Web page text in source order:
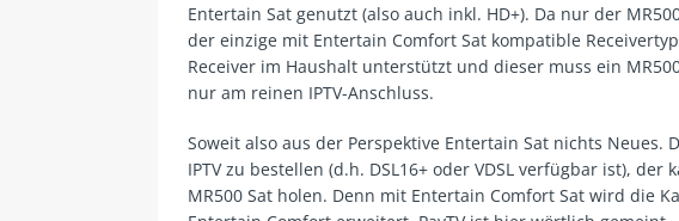
Entertain Sat genutzt (also auch inkl. HD+). Da nur der
der einzige mit Entertain Comfort Sat kompatible
Receiver im Haushalt unterstützt und dieser muss ein
nur am reinen IPTV-Anschluss.
Soweit also aus der Perspektive Entertain Sat nichts
IPTV zu bestellen (d.h. DSL16+ oder VDSL verfügbar ist), der
MR500 Sat holen. Denn mit Entertain Comfort Sat wird die